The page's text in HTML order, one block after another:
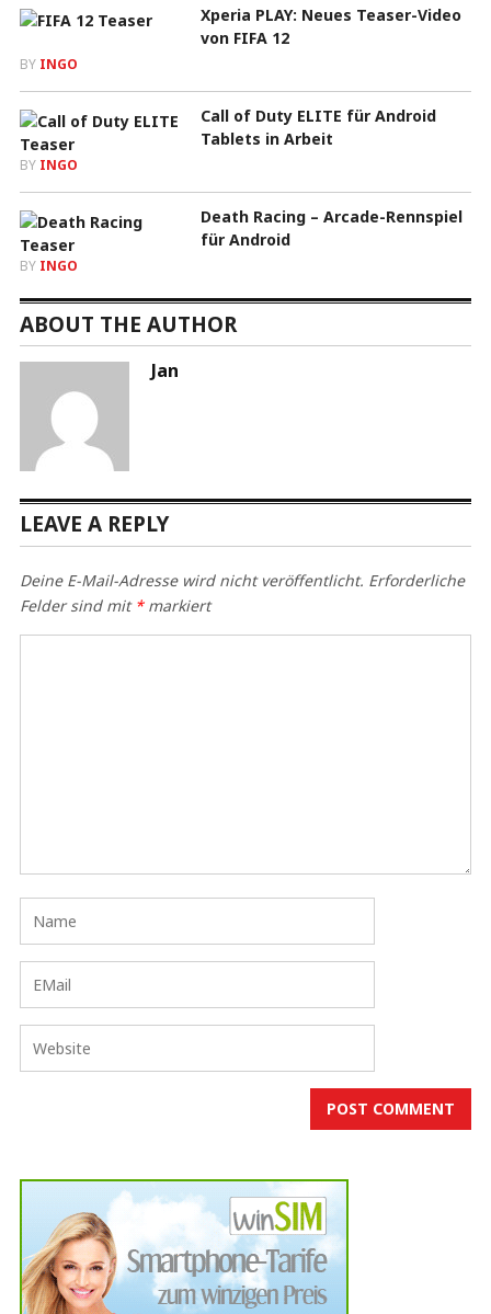
Xperia PLAY: Neues Teaser-Video
von FIFA 12
BY INGO
Call of Duty ELITE für Android
Tablets in Arbeit
BY INGO
Death Racing – Arcade-Rennspiel
für Android
BY INGO
ABOUT THE AUTHOR
Jan
LEAVE A REPLY
Deine E-Mail-Adresse wird nicht veröffentlicht. Erforderliche
Felder sind mit *markiert